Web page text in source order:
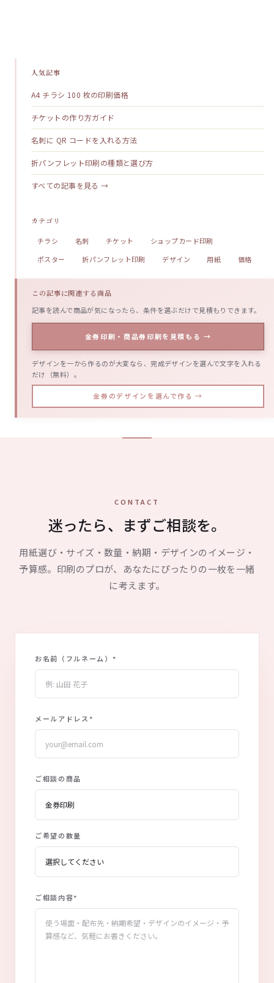
人気記事
A4 チラシ 100 枚の印刷価格
チケットの作り方ガイド
名刺に QR コードを入れる方法
折パンフレット印刷の種類と選び方
すべての記事を見る →
カテゴリ
チラシ 名刺 チケット
ショップカード印刷
ポスター
折パンフレット印刷 デザイン 用紙 価格
この記事に関連する商品
記事を読んで商品が気になったら、条件を選ぶだけで見積もりできます。
金券印刷・商品券印刷を見積もる →
デザインを一から作るのが大変なら、完成デザインを選んで文字を入れる
だけ（無料）。
金券のデザインを選んで作る →
CONTACT
迷ったら、まずご相談を。
用紙選び・サイズ・数量・納期・デザインのイメージ・
予算感。印刷のプロが、あなたにぴったりの一枚を一緒
に考えます。
お名前（フルネーム） *
メールアドレス*
ご相談の商品
ご希望の数量
ご相談内容*